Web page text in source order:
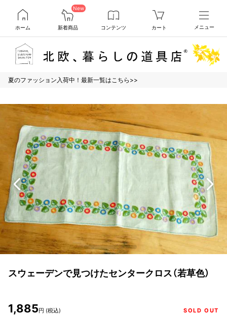
ホーム
New
新着商品 コンテンツ カート メニュー
夏のファッション入荷中！最新一覧はこちら>>
スウェーデンで見つけたセンタークロス（若草色）
1,885円 (税込) SOLD OUT